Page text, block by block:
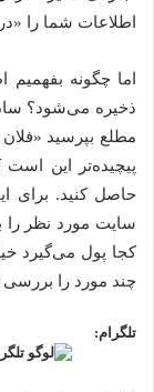
اطلاعات شما را
اما چگونه
ذخیره می‌شود؟
مطلع بپرسید
پیچیده‌تر این
حاصل کنید. برای
سایت مورد نظر را
کجا پول می‌گیرد
چند مورد را بررسی
تلگرام: